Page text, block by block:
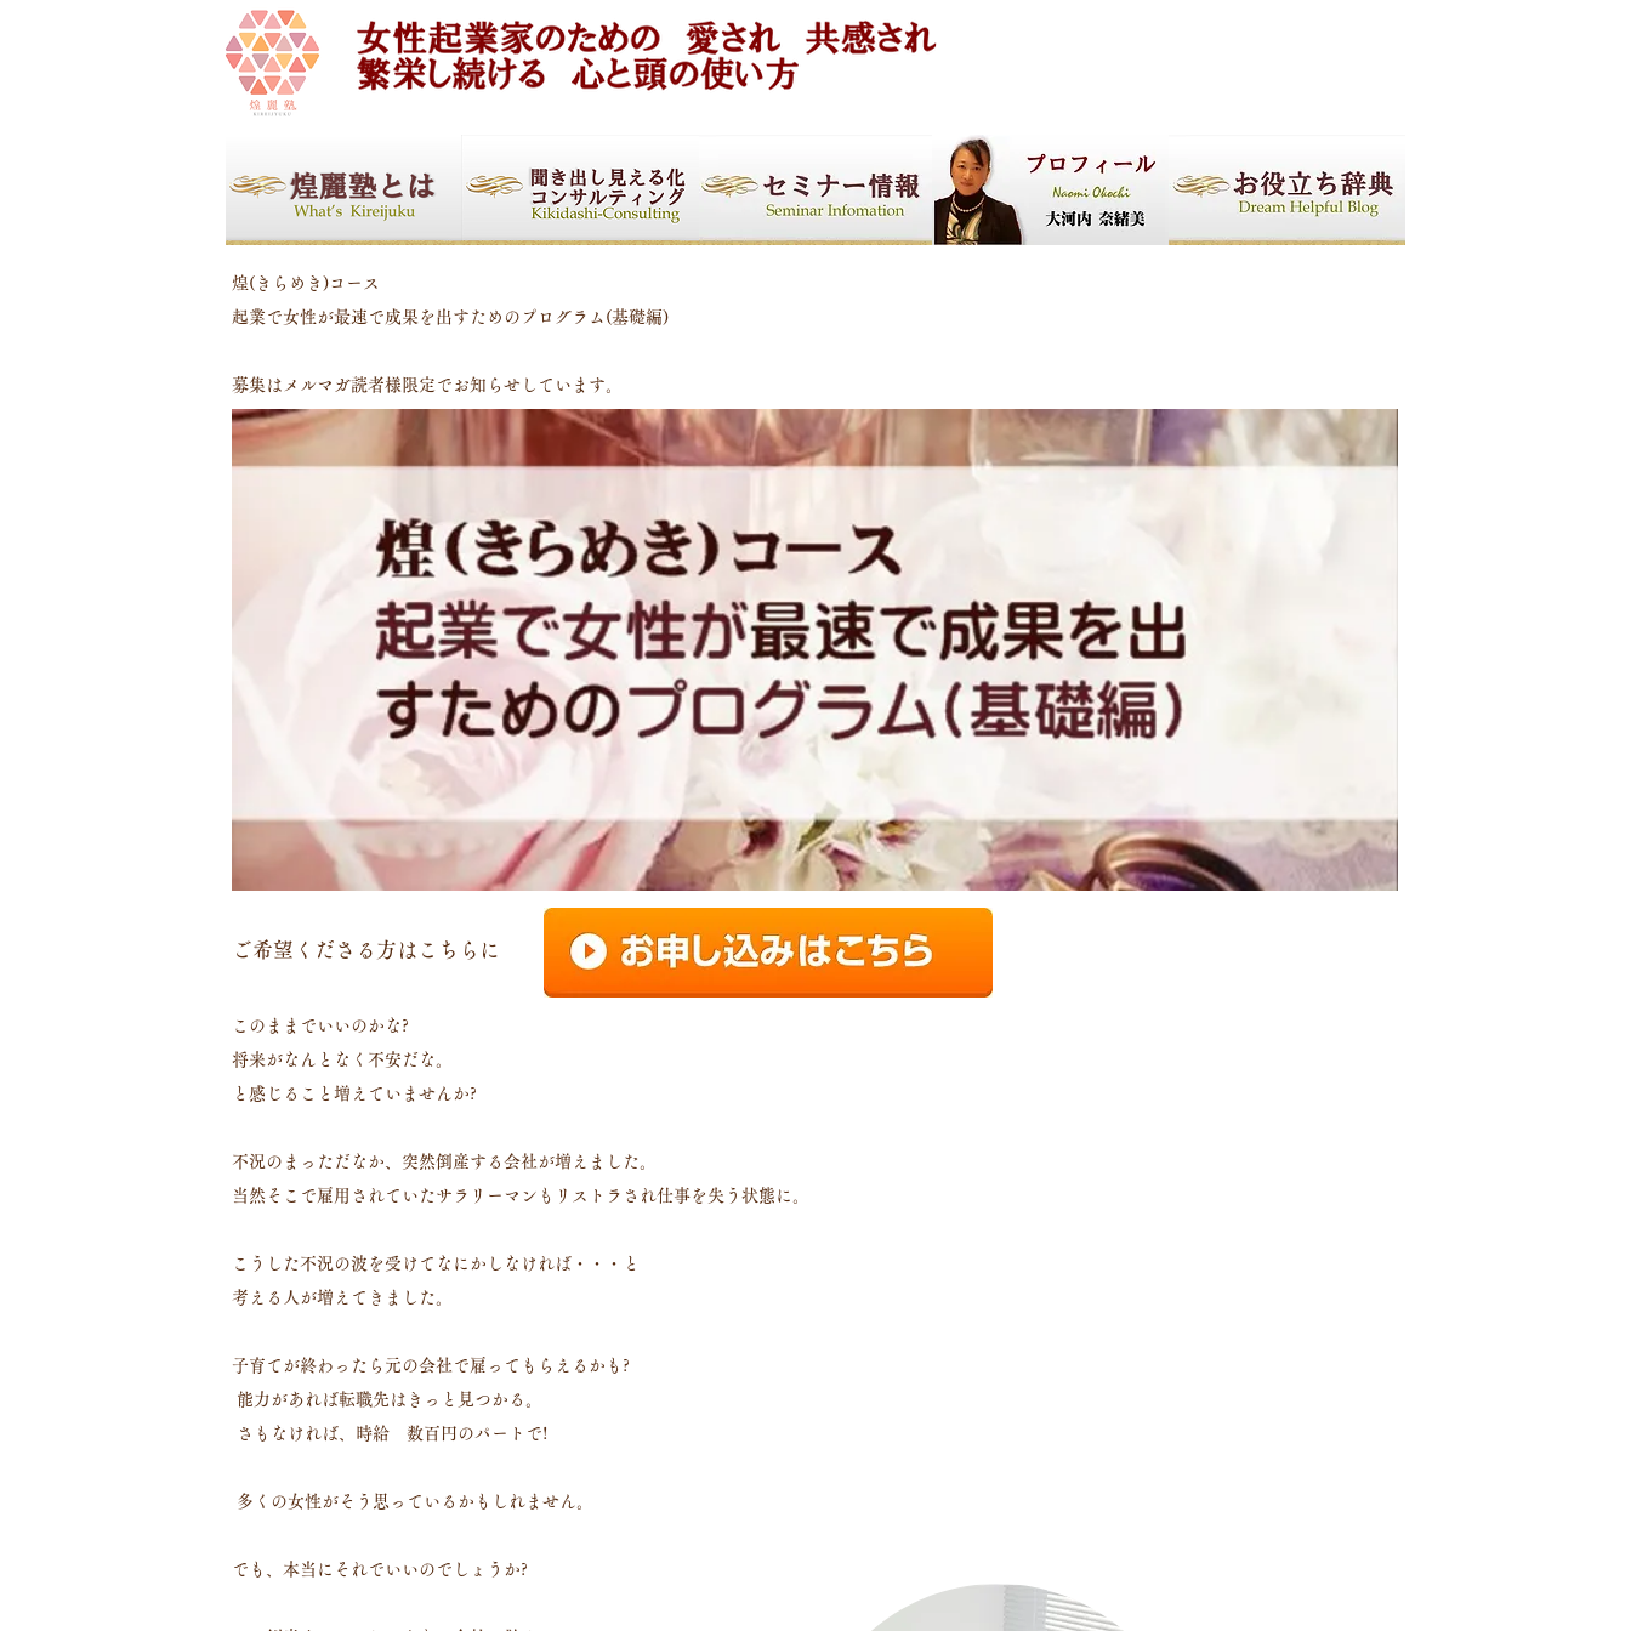
煌(きらめき)コース
起業で女性が最速で成果を出すためのプログラム(基礎編)
募集はメルマガ読者様限定でお知らせしています。
ご希望くださる方はこちらに
このままでいいのかな?
将来がなんとなく不安だな。
と感じること増えていませんか?
不況のまっただなか、突然倒産する会社が増えました。
当然そこで雇用されていたサラリーマンもリストラされ仕事を失う状態に。
こうした不況の波を受けてなにかしなければ・・・と
考える人が増えてきました。
子育てが終わったら元の会社で雇ってもらえるかも?
能力があれば転職先はきっと見つかる。
さもなければ、時給 数百円のパートで!
多くの女性がそう思っているかもしれません。
でも、本当にそれでいいのでしょうか?